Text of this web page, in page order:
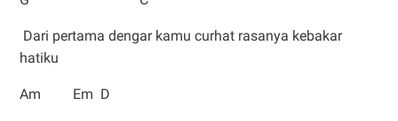
Dari pertama dengar kamu curhat rasanya kebakar
hatiku
Am Em D